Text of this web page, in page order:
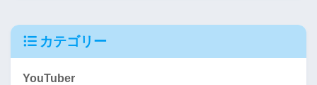
カテゴリー
YouTuber